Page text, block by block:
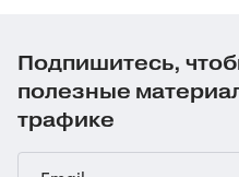
Подпишитесь,
полезные
трафике